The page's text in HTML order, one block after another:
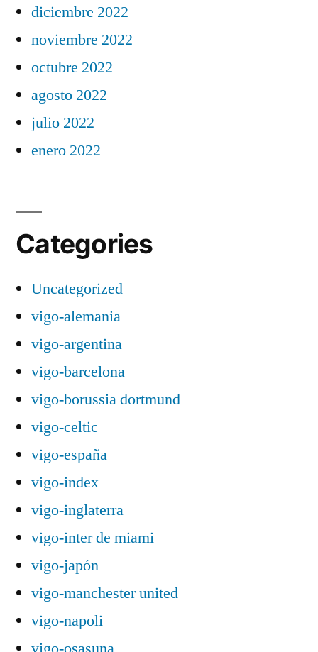
diciembre 2022
noviembre 2022
octubre 2022
agosto 2022
julio 2022
enero 2022
Categories
Uncategorized
vigo-alemania
vigo-argentina
vigo-barcelona
vigo-borussia dortmund
vigo-celtic
vigo-españa
vigo-index
vigo-inglaterra
vigo-inter de miami
vigo-japón
vigo-manchester united
vigo-napoli